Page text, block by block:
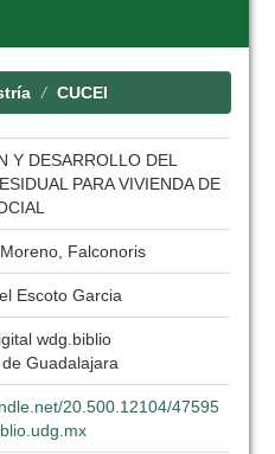
CUCEI
Y DESARROLLO DEL
PARA VIVIENDA DE
Falconoris
Escoto Garcia
wdg.biblio
Guadalajara
20.500.12104/47595